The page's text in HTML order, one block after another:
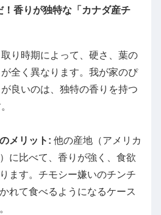
！香りが独特な「カナダ産チ
り時期によって、硬さ、葉の
が全く異なります。我が家のぴ
良いのは、独特の香りを持つ
メリット: 他の産地（アメリカ
に比べて、香りが強く、食欲
ます。チモシー嫌いのチンチ
れて食べるようになるケース